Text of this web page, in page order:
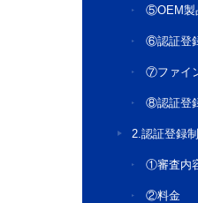
⑤OEM製
⑥認証登
⑦ファイ
⑧認証登
2.認証登録
①審査内
②料金